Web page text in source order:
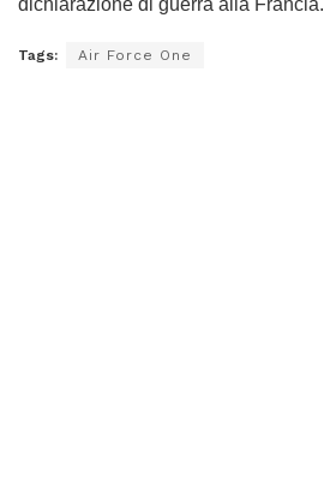
dichiarazione di guerra alla Francia.
Tags: Air Force One